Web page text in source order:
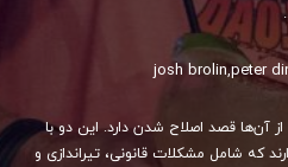
josh brolin,peter
از آن‌ها قصد اصلاح شدن دارد. این دو با
که شامل مشکلات قانونی، تیراندازی و